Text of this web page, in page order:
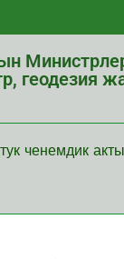
геодезия
ченемдик